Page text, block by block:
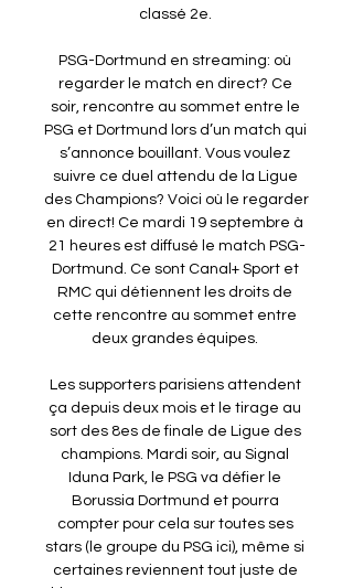
classé 2e.
PSG-Dortmund en streaming: où
regarder le match en direct? Ce
soir, rencontre au sommet entre le
PSG et Dortmund lors d’un match qui
s’annonce bouillant. Vous voulez
suivre ce duel attendu de la Ligue
des Champions? Voici où le regarder
en direct! Ce mardi 19 septembre à
21 heures est diffusé le match PSG-
Dortmund. Ce sont Canal+ Sport et
RMC qui détiennent les droits de
cette rencontre au sommet entre
deux grandes équipes.
Les supporters parisiens attendent
ça depuis deux mois et le tirage au
sort des 8es de finale de Ligue des
champions. Mardi soir, au Signal
Iduna Park, le PSG va défier le
Borussia Dortmund et pourra
compter pour cela sur toutes ses
stars (le groupe du PSG ici), même si
certaines reviennent tout juste de